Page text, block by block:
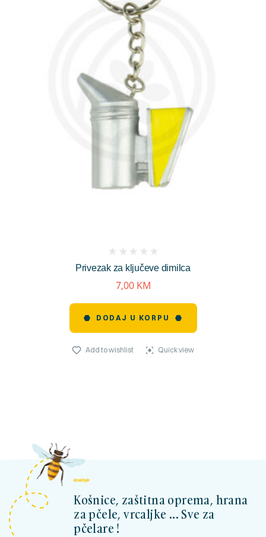
Privezak za ključeve dimilca
reviews)
7,00 KM
DODAJ U KORPU
Add to wishlist Quick view
kosnicashop.ba
Košnice, zaštitna oprema, hrana
za pčele, vrcaljke ... Sve za
pčelare !